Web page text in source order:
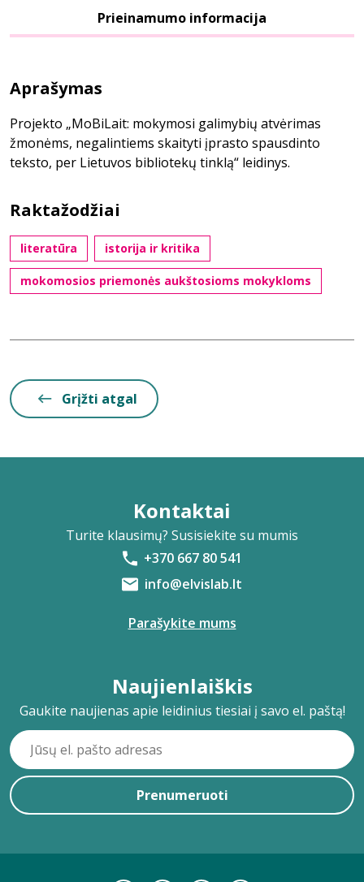
Prieinamumo informacija
Aprašymas
Projekto „MoBiLait: mokymosi galimybių atvėrimas
žmonėms, negalintiems skaityti įprasto spausdinto
teksto, per Lietuvos bibliotekų tinklą“ leidinys.
Raktažodžiai
literatūra istorija ir kritika
mokomosios priemonės aukštosioms mokykloms
Grįžti atgal
Kontaktai
Turite klausimų? Susisiekite su mumis
+370 667 80 541
info@elvislab.lt
Parašykite mums
Naujienlaiškis
Gaukite naujienas apie leidinius tiesiai į savo el. paštą!
Prenumeruoti